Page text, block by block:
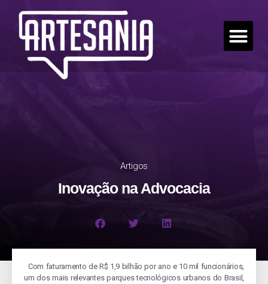
Artigos
Inovação na Advocacia
Com faturamento de R$ 1,9 bilhão por ano e 10 mil funcionários,
um dos mais relevantes parques tecnológicos urbanos do Brasil,